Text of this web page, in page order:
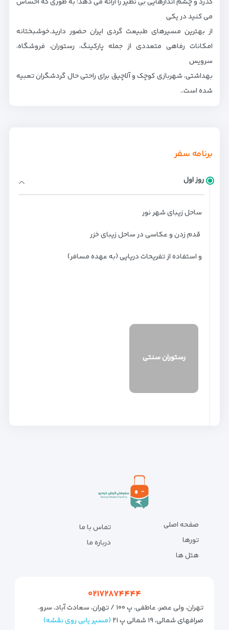
گذرد و چشم اندازهایی بی نظیر را ارائه می دهد؛ به طوری که احساس
می کنید در یکی
از بهترین مسیرهای طبیعت گردی ایران حضور دارید.خوشبختانه
امکانات رفاهی متعددی از جمله پارکینگ، رستوران، فروشگاه،
سرویس
بهداشتی، شهربازی کوچک و آلاچیق برای راحتی حال گردشگران تعبیه
شده است..
برنامه سفر
روز اول
ساحل زیبای شهر نور
قدم زدن و عکاسی در ساحل زیبای خزر
و استفاده از تفریحات دریایی (به عهده مسافر)
رستوران سنتی
صفحه اصلی
تورها
هتل ها
تماس با ما
درباره ما
۰۲۱۷۲۸۷۴۴۴۴
تهران، ولی عصر، عاطفی، پ ۱۰۰ / تهران، سعادت آباد، سرو،
صرافهای شمالی، ۱۹ شمالی پ ۲۱
(مسیر یابی روی نقشه)